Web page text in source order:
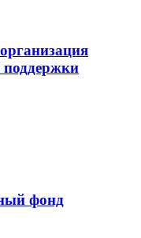
поддержки
фонд